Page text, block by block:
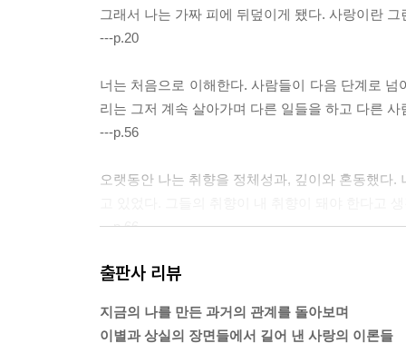
그래서 나는 가짜 피에 뒤덮이게 됐다. 사랑이란 그
---p.20
너는 처음으로 이해한다. 사람들이 다음 단계로
리는 그저 계속 살아가며 다른 일들을 하고 다른
---p.56
오랫동안 나는 취향을 정체성과, 깊이와 혼동했다
---p.66
내게 나 자신의 욕망보다 더 굴욕적인 건 없다. 자
건 어리석은 짓이라고 스스로에게 되뇌었다. 남들
에 이건 많은 사람들에게 해당되지만 특히 여자들
출판사 리뷰
지금의 나를 만든 과거의 관계를 돌아보며
이별과 상실의 장면들에서 길어 낸 사랑의 이론들